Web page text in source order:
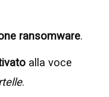
ransomware.
alla voce
.